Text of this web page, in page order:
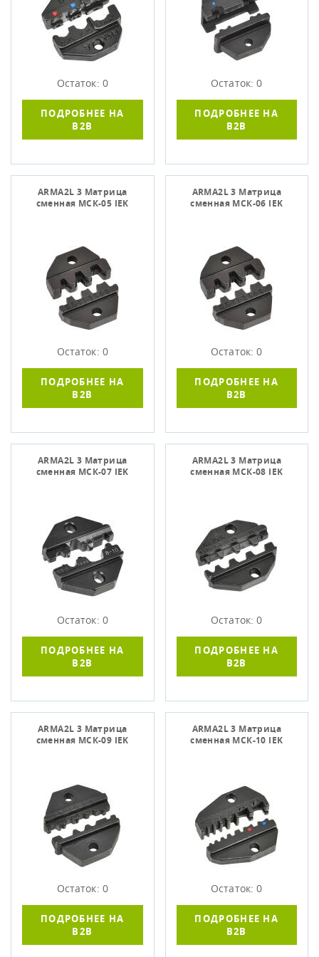
Остаток: 0
ПОДРОБНЕЕ НА
B2B
Остаток: 0
ПОДРОБНЕЕ НА
B2B
ARMA2L 3 Матрица
сменная МСК-05 IEK
Остаток: 0
ПОДРОБНЕЕ НА
B2B
ARMA2L 3 Матрица
сменная МСК-06 IEK
Остаток: 0
ПОДРОБНЕЕ НА
B2B
ARMA2L 3 Матрица
сменная МСК-07 IEK
Остаток: 0
ПОДРОБНЕЕ НА
B2B
ARMA2L 3 Матрица
сменная МСК-08 IEK
Остаток: 0
ПОДРОБНЕЕ НА
B2B
ARMA2L 3 Матрица
сменная МСК-09 IEK
Остаток: 0
ПОДРОБНЕЕ НА
B2B
ARMA2L 3 Матрица
сменная МСК-10 IEK
Остаток: 0
ПОДРОБНЕЕ НА
B2B